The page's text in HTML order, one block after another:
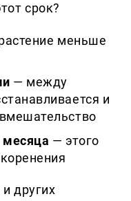
срок?
меньше
— между
и
месяца — этого
других